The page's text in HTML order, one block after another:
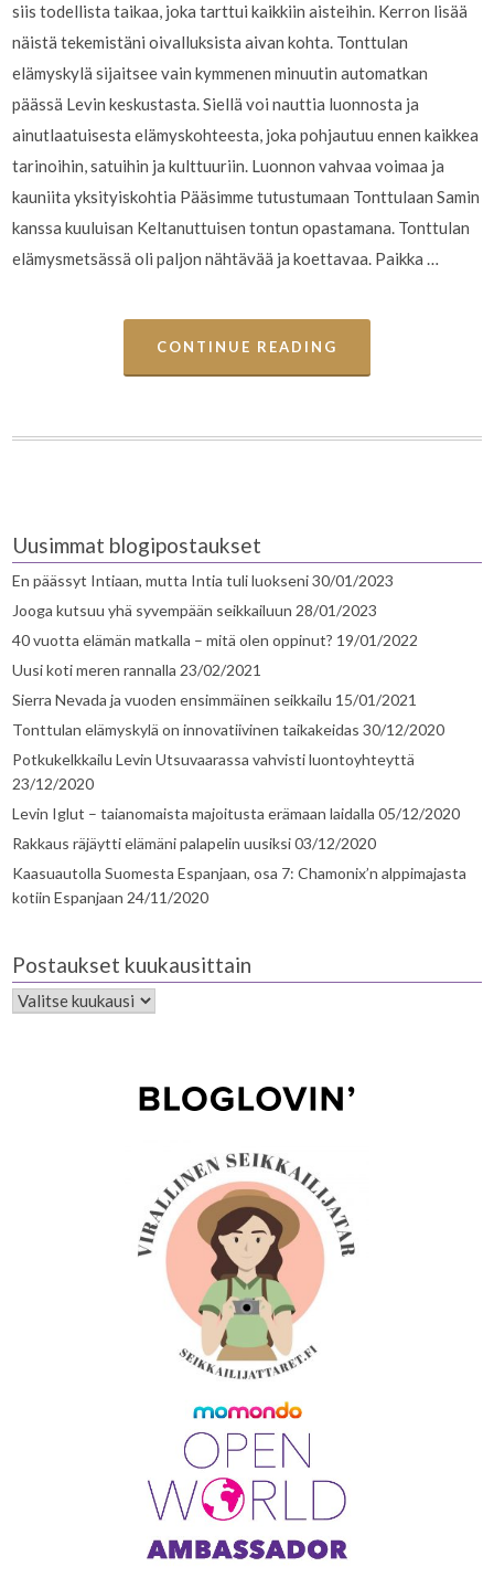
siis todellista taikaa, joka tarttui kaikkiin aisteihin. Kerron lisää
näistä tekemistäni oivalluksista aivan kohta. Tonttulan
elämyskylä sijaitsee vain kymmenen minuutin automatkan
päässä Levin keskustasta. Siellä voi nauttia luonnosta ja
ainutlaatuisesta elämyskohteesta, joka pohjautuu ennen kaikkea
tarinoihin, satuihin ja kulttuuriin. Luonnon vahvaa voimaa ja
kauniita yksityiskohtia Pääsimme tutustumaan Tonttulaan Samin
kanssa kuuluisan Keltanuttuisen tontun opastamana. Tonttulan
elämysmetsässä oli paljon nähtävää ja koettavaa. Paikka …
CONTINUE READING
Uusimmat blogipostaukset
En päässyt Intiaan, mutta Intia tuli luokseni30/01/2023
Jooga kutsuu yhä syvempään seikkailuun 28/01/2023
40 vuotta elämän matkalla – mitä olen oppinut? 19/01/2022
Uusi koti meren rannalla 23/02/2021
Sierra Nevada ja vuoden ensimmäinen seikkailu 15/01/2021
Tonttulan elämyskylä on innovatiivinen taikakeidas 30/12/2020
Potkukelkkailu Levin Utsuvaarassa vahvisti luontoyhteyttä
23/12/2020
Levin Iglut – taianomaista majoitusta erämaan laidalla 05/12/2020
Rakkaus räjäytti elämäni palapelin uusiksi03/12/2020
Kaasuautolla Suomesta Espanjaan, osa 7: Chamonix’n alppimajasta
kotiin Espanjaan 24/11/2020
Postaukset kuukausittain